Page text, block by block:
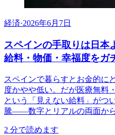
経済·2026年6月7日
スペインの手取りは日
給料・物価・幸福度をガ
スペインで暮らすとお金的に
度かやや低い。だが医療無料
という「見えない給料」がつ
騰——数字とリアルの両面から
2 分で読めます